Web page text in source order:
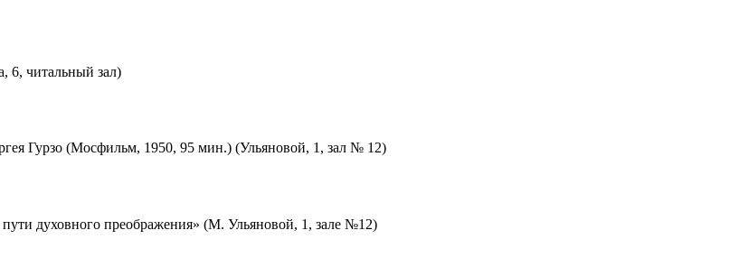
6, читальный зал)
Гурзо (Мосфильм, 1950, 95 мин.) (Ульяновой, 1, зал № 12)
духовного преображения» (М. Ульяновой, 1, зале №12)